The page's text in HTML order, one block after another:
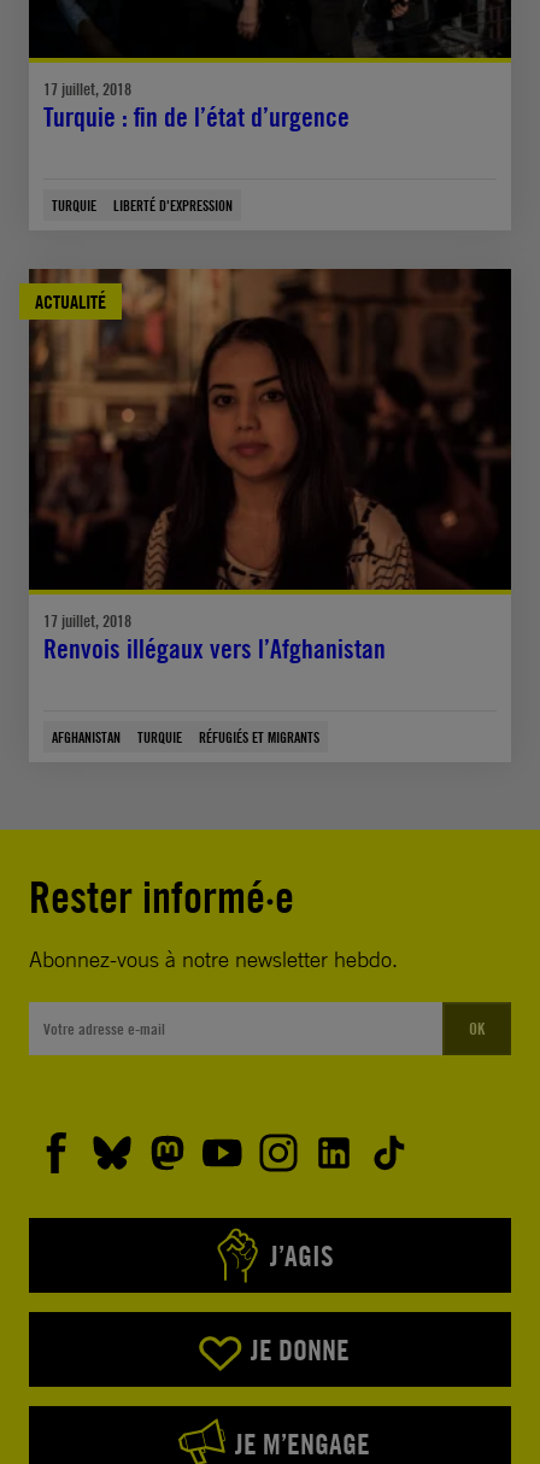
17 juillet, 2018
Turquie : fin de l’état d’urgence
TURQUIE LIBERTÉ D'EXPRESSION
ACTUALITÉ
17 juillet, 2018
Renvois illégaux vers l’Afghanistan
AFGHANISTAN TURQUIE RÉFUGIÉS ET MIGRANTS
Rester informé·e
Abonnez-vous à notre newsletter hebdo.
OK
J’AGIS
JE DONNE
JE M’ENGAGE